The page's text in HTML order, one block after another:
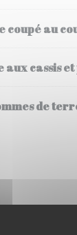
au
cassis
de
,